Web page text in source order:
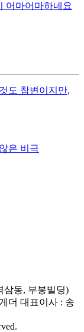
어마어마하네요
도 참변이지만,
은 비극
삼동, 부봉빌딩)
더 대표이사 : 송